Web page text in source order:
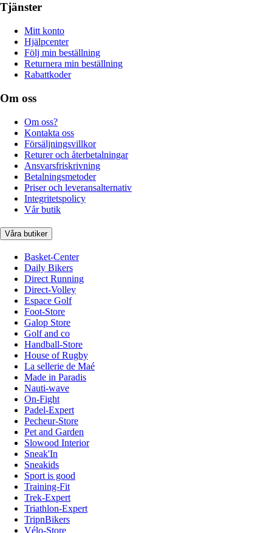
Tjänster
Mitt konto
Hjälpcenter
Följ min beställning
Returnera min beställning
Rabattkoder
Om oss
Om oss?
Kontakta oss
Försäljningsvillkor
Returer och återbetalningar
Ansvarsfriskrivning
Betalningsmetoder
Priser och leveransalternativ
Integritetspolicy
Vår butik
Våra butiker
Basket-Center
Daily Bikers
Direct Running
Direct-Volley
Espace Golf
Foot-Store
Galop Store
Golf and co
Handball-Store
House of Rugby
La sellerie de Maé
Made in Paradis
Nauti-wave
On-Fight
Padel-Expert
Pecheur-Store
Pet and Garden
Slowood Interior
Sneak'In
Sneakids
Sport is good
Training-Fit
Trek-Expert
Triathlon-Expert
TripnBikers
Vélo-Store